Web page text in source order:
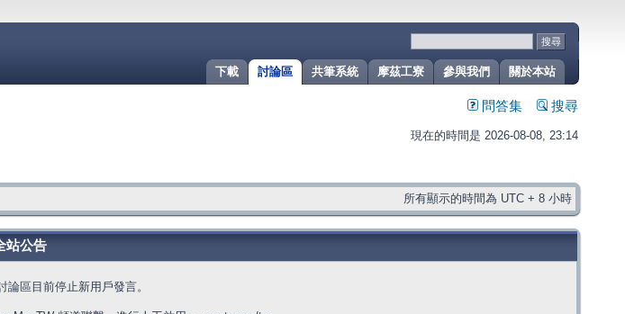
關於本站
參與我們
摩茲工寮
共筆系統
討論區
下載
問答集 搜尋
現在的時間是 2026-08-08, 23:14
所有顯示的時間為 UTC + 8 小時
站公告
論區目前停止新用戶發言。